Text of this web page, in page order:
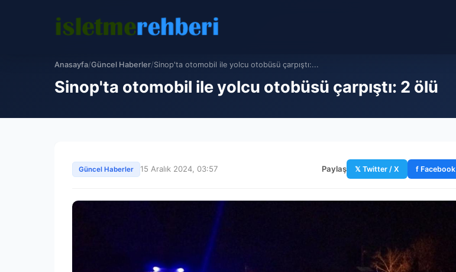
Anasayfa/Güncel Haberler/Sinop'ta otomobil ile yolcu otobüsü çarpıştı:...
Sinop'ta otomobil ile yolcu otobüsü çarpıştı: 2 ölü
Güncel Haberler 15 Aralık 2024, 03:57 Paylaş 𝕏 Twitter / X f Facebook